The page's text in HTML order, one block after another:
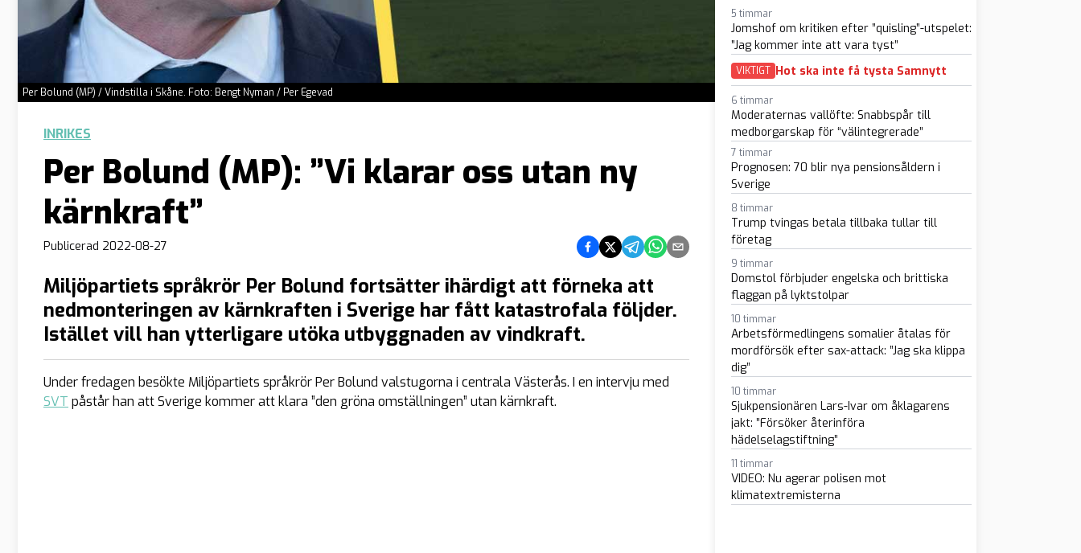
Per Bolund (MP) / Vindstilla i Skåne. Foto: Bengt Nyman / Per Egevad
INRIKES
Per Bolund (MP): ”Vi klarar oss utan ny
kärnkraft”
Publicerad 2022-08-27 Dela på Facebook
Dela på Twitter
Dela på Telegram
Dela på Whatsapp
Dela via e-post
Miljöpartiets språkrör Per Bolund fortsätter ihärdigt att förneka att
nedmonteringen av kärnkraften i Sverige har fått katastrofala följder.
Istället vill han ytterligare utöka utbyggnaden av vindkraft.
Under fredagen besökte Miljöpartiets språkrör Per Bolund valstugorna i centrala Västerås. I en intervju med
SVT påstår han att Sverige kommer att klara ”den gröna omställningen” utan kärnkraft.
5 timmar
Jomshof om kritiken efter ”quisling”-utspelet:
”Jag kommer inte att vara tyst”
VIKTIGT Hot ska inte få tysta Samnytt
6 timmar
Moderaternas vallöfte: Snabbspår till
medborgarskap för “välintegrerade”
7 timmar
Prognosen: 70 blir nya pensionsåldern i
Sverige
8 timmar
Trump tvingas betala tillbaka tullar till
företag
9 timmar
Domstol förbjuder engelska och brittiska
flaggan på lyktstolpar
10 timmar
Arbetsförmedlingens somalier åtalas för
mordförsök efter sax-attack: ”Jag ska klippa
dig”
10 timmar
Sjukpensionären Lars-Ivar om åklagarens
jakt: ”Försöker återinföra
hädelselagstiftning”
11 timmar
VIDEO: Nu agerar polisen mot
klimatextremisterna